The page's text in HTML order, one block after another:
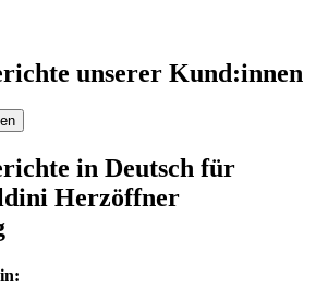
unserer Kund:innen
in Deutsch für
Herzöffner